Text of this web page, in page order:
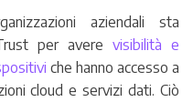
aziendali sta
per avere visibilità e
che hanno accesso a
cloud e servizi dati. Ciò